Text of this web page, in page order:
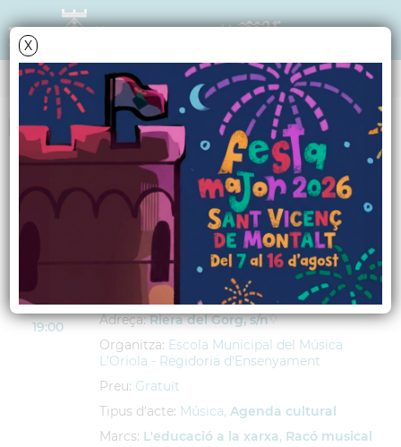
X
AGENDA
següents
2013
19:00
Concert de l'Aula de Cant de
L'Oriola
A càrrec d'alumnes de l'EMM
Centre Cívic El Gorg
Adreça: Riera del Gorg, s/n
Organitza: Escola Municipal del Música
L'Oriola - Regidoria d'Ensenyament
Preu: Gratuït
Tipus d'acte: Música, Agenda cultural
Marcs: L'educació a la xarxa, Racó musical